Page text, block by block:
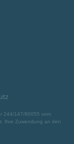
244/147/80055 vom
Ihre Zuwendung an den